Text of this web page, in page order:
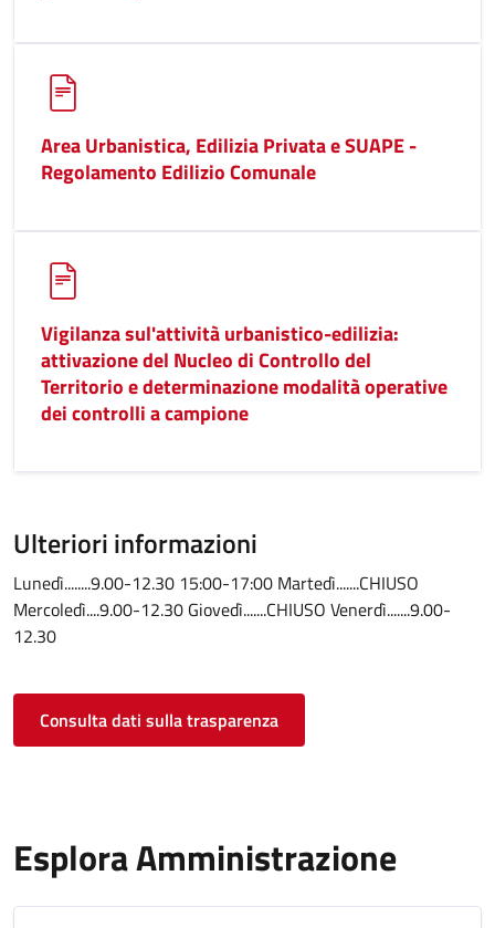
Area Urbanistica, Edilizia Privata e SUAPE -
Regolamento Edilizio Comunale
Vigilanza sul'attività urbanistico-edilizia:
attivazione del Nucleo di Controllo del
Territorio e determinazione modalità operative
dei controlli a campione
Ulteriori informazioni
Lunedì........9.00-12.30 15:00-17:00 Martedì.......CHIUSO
Mercoledì....9.00-12.30 Giovedì.......CHIUSO Venerdì.......9.00-
12.30
Consulta dati sulla trasparenza
Esplora Amministrazione